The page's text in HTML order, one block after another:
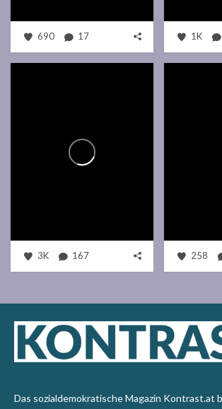
690 17 1K
3K 167 258
Das sozialdemokratische Magazin Kontrast.at